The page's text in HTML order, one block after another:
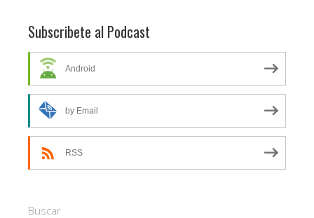
Subscribete al Podcast
Android
by Email
RSS
Buscar